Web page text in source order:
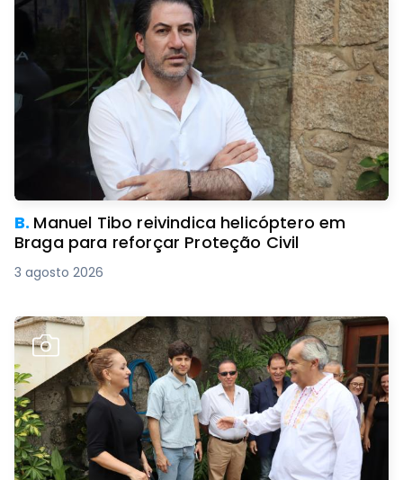
B. Manuel Tibo reivindica helicóptero em
Braga para reforçar Proteção Civil
3 agosto 2026